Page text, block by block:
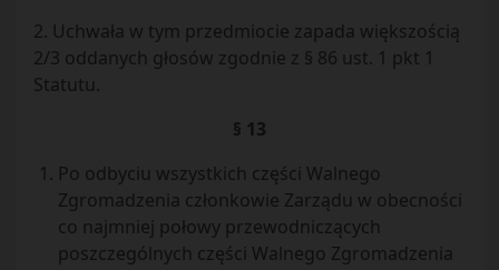
2. Uchwała w tym przedmiocie zapada większością
2/3 oddanych głosów zgodnie z § 86 ust. 1 pkt 1
Statutu.
§ 13
Po odbyciu wszystkich części Walnego
Zgromadzenia członkowie Zarządu w obecności
co najmniej połowy przewodniczących
poszczególnych części Walnego Zgromadzenia